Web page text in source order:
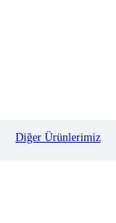
Diğer Ürünlerimiz